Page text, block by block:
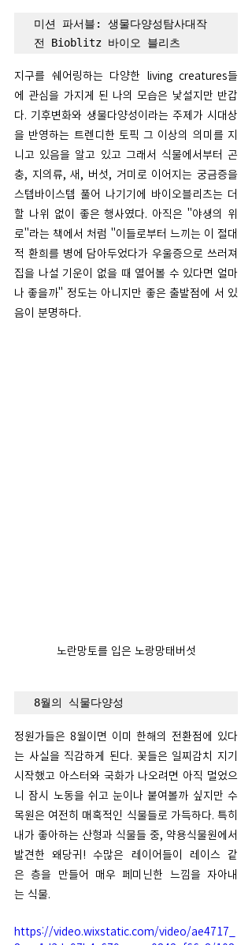
미션 파서블: 생물다양성탐사대작
전 Bioblitz 바이오 블리츠
지구를 쉐어링하는 다양한 living creatures들
에 관심을 가지게 된 나의 모습은 낯설지만 반갑
다. 기후변화와 생물다양성이라는 주제가 시대상
을 반영하는 트렌디한 토픽 그 이상의 의미를 지
니고 있음을 알고 있고 그래서 식물에서부터 곤
충, 지의류, 새, 버섯, 거미로 이어지는 궁금증을
스텝바이스텝 풀어 나기기에 바이오블리츠는 더
할 나위 없이 좋은 행사였다. 아직은 "야생의 위
로"라는 책에서 처럼 "이들로부터 느끼는 이 절대
적 환희를 병에 담아두었다가 우울증으로 쓰러져
집을 나설 기운이 없을 때 열어볼 수 있다면 얼마
나 좋을까" 정도는 아니지만 좋은 출발점에 서 있
음이 분명하다.
노란망토를 입은 노랑망태버섯
8월의 식물다양성
정원가들은 8월이면 이미 한해의 전환점에 있다
는 사실을 직감하게 된다. 꽃들은 일찌감치 지기
시작했고 아스터와 국화가 나오려면 아직 멀었으
니 잠시 노동을 쉬고 눈이나 붙여볼까 싶지만 수
목원은 여전히 매혹적인 식물들로 가득하다. 특히
내가 좋아하는 산형과 식물들 중, 약용식물원에서
발견한 왜당귀! 수많은 레이어들이 레이스 같
은 층을 만들어 매우 페미닌한 느낌을 자아내
는 식물.
https://video.wixstatic.com/video/ae4717_